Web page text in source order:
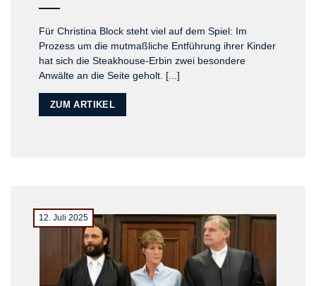
Für Christina Block steht viel auf dem Spiel: Im
Prozess um die mutmaßliche Entführung ihrer Kinder
hat sich die Steakhouse-Erbin zwei besondere
Anwälte an die Seite geholt. [...]
ZUM ARTIKEL
12. Juli 2025